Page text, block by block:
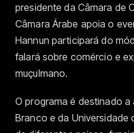
presidente da Câmara de
Câmara Árabe apoia o
Hannun participará do
falará sobre comércio e
muçulmano.
O programa é destinado a
Branco e da Universidade